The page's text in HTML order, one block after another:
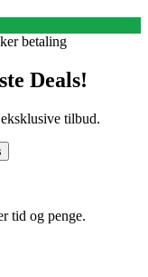
betaling
Deals!
tilbud.
tid og penge.